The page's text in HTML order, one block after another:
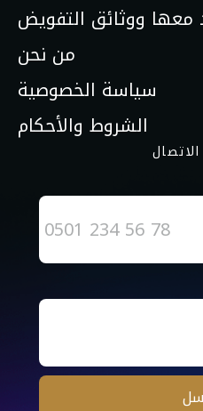
معها ووثائق التفويض
من نحن
سياسة الخصوصية
الشروط والأحكام